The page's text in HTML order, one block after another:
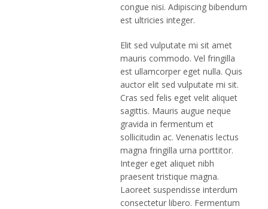
congue nisi. Adipiscing bibendum
est ultricies integer.
Elit sed vulputate mi sit amet
mauris commodo. Vel fringilla
est ullamcorper eget nulla. Quis
auctor elit sed vulputate mi sit.
Cras sed felis eget velit aliquet
sagittis. Mauris augue neque
gravida in fermentum et
sollicitudin ac. Venenatis lectus
magna fringilla urna porttitor.
Integer eget aliquet nibh
praesent tristique magna.
Laoreet suspendisse interdum
consectetur libero. Fermentum